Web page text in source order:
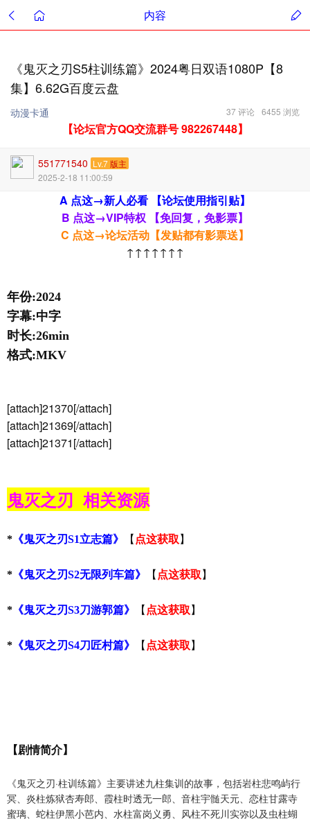
内容
《鬼灭之刃S5柱训练篇》2024粤日双语1080P【8
集】6.62G百度云盘
动漫卡通 6455 浏览
37 评论
【论坛官方QQ交流群号 982267448】
551771540 Lv.7 版主
2025-2-18 11:00:59
A 点这→新人必看 【论坛使用指引贴】
B 点这→VIP特权 【免回复，免影票】
C 点这→论坛活动【发贴都有影票送】
↑↑↑↑↑↑↑
年份:2024
字幕:中字
时长:26min
格式:MKV
[attach]21370[/attach]
[attach]21369[/attach]
[attach]21371[/attach]
鬼灭之刃 相关资源
* 《鬼灭之刃S1立志篇》 【 点这获取】
* 《鬼灭之刃S2无限列车篇》 【 点这获取】
* 《鬼灭之刃S3刀游郭篇》 【点这获取】
* 《鬼灭之刃S4刀匠村篇》 【 点这获取】
【剧情简介】
《鬼灭之刃·柱训练篇》主要讲述九柱集训的故事，包括岩柱悲鸣屿行
冥、炎柱炼狱杏寿郎、霞柱时透无一郎、音柱宇髄天元、恋柱甘露寺
蜜璃、蛇柱伊黑小芭内、水柱富岗义勇、风柱不死川实弥以及虫柱蝴